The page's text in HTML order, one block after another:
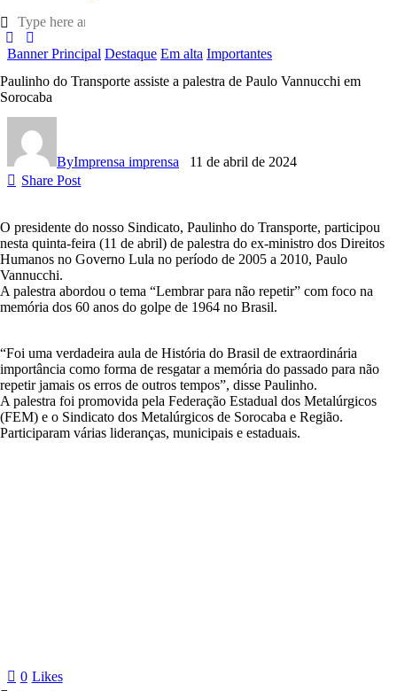
Banner Principal Destaque Em alta Importantes
Paulinho do Transporte assiste a palestra de Paulo Vannucchi em
Sorocaba
ByImprensa imprensa
11 de abril de 2024
Share Post
O presidente do nosso Sindicato, Paulinho do Transporte, participou
nesta quinta-feira (11 de abril) de palestra do ex-ministro dos Direitos
Humanos no Governo Lula no período de 2005 a 2010, Paulo
Vannucchi.
A palestra abordou o tema “Lembrar para não repetir” com foco na
memória dos 60 anos do golpe de 1964 no Brasil.
“Foi uma verdadeira aula de História do Brasil de extraordinária
importância como forma de resgatar a memória do passado para não
repetir jamais os erros de outros tempos”, disse Paulinho.
A palestra foi promovida pela Federação Estadual dos Metalúrgicos
(FEM) e o Sindicato dos Metalúrgicos de Sorocaba e Região.
Participaram várias lideranças, municipais e estaduais.
0 Likes